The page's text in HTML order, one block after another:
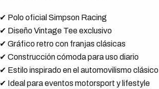
✔ Polo oficial Simpson Racing
✔ Diseño Vintage Tee exclusivo
✔ Gráfico retro con franjas clásicas
✔ Construcción cómoda para uso diario
✔ Estilo inspirado en el automovilismo clásico
✔ Ideal para eventos motorsport y lifestyle